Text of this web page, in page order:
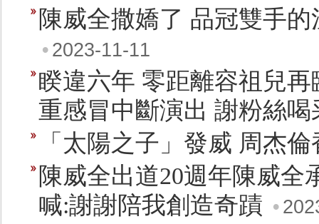
陳威全撒嬌了 品冠雙手
• 2023-11-11
睽違六年 零距離容祖兒
重感冒中斷演出 謝粉絲喝
「太陽之子」發威 周杰
陳威全出道20週年陳威全
喊:謝謝陪我創造奇蹟 •